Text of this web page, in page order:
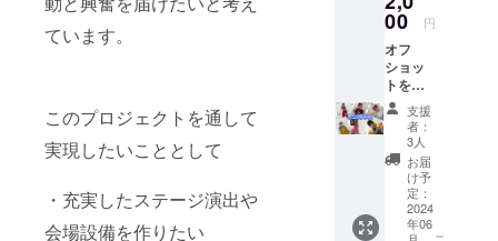
ています。
このプロジェクトを通して
実現したいこととして
・充実したステージ演出や
会場設備を作りたい
ンスライブ
を開催中。
他様々な
ショーケー
ス、コンテ
ストにも出
バー作品制
00 円
オフ
ショッ
トをお
届け！
(全員写
真1枚＋
ソロ写
真6枚を
メール
でお届
けしま
支援
者：
3人
お届
け予
定：
2024
年06